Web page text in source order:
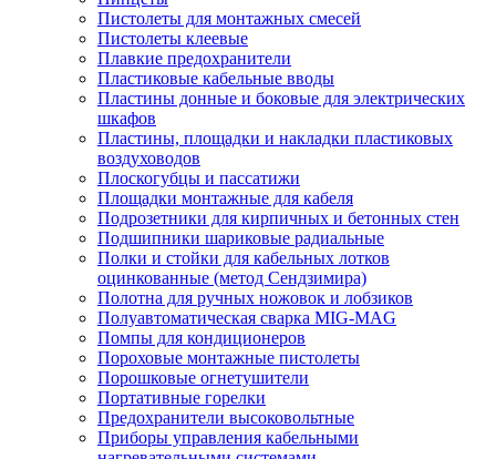
Пистолеты для монтажных смесей
Пистолеты клеевые
Плавкие предохранители
Пластиковые кабельные вводы
Пластины донные и боковые для электрических
шкафов
Пластины, площадки и накладки пластиковых
воздуховодов
Плоскогубцы и пассатижи
Площадки монтажные для кабеля
Подрозетники для кирпичных и бетонных стен
Подшипники шариковые радиальные
Полки и стойки для кабельных лотков
оцинкованные (метод Сендзимира)
Полотна для ручных ножовок и лобзиков
Полуавтоматическая сварка MIG-MAG
Помпы для кондиционеров
Пороховые монтажные пистолеты
Порошковые огнетушители
Портативные горелки
Предохранители высоковольтные
Приборы управления кабельными